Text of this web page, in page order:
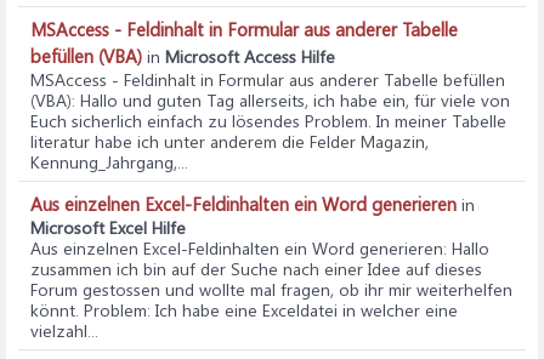
MSAccess - Feldinhalt in Formular aus anderer Tabelle
befüllen (VBA) in Microsoft Access Hilfe
MSAccess - Feldinhalt in Formular aus anderer Tabelle befüllen
(VBA): Hallo und guten Tag allerseits, ich habe ein, für viele von
Euch sicherlich einfach zu lösendes Problem. In meiner Tabelle
literatur habe ich unter anderem die Felder Magazin,
Kennung_Jahrgang,...
Aus einzelnen Excel-Feldinhalten ein Word generieren in
Microsoft Excel Hilfe
Aus einzelnen Excel-Feldinhalten ein Word generieren: Hallo
zusammen ich bin auf der Suche nach einer Idee auf dieses
Forum gestossen und wollte mal fragen, ob ihr mir weiterhelfen
könnt. Problem: Ich habe eine Exceldatei in welcher eine
vielzahl...